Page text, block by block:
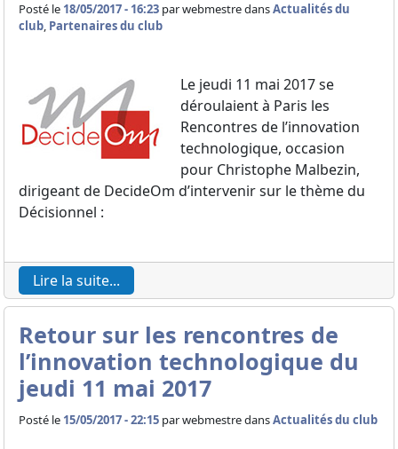
Posté le 18/05/2017 - 16:23 parwebmestre dansActualités du
club, Partenaires du club
Le jeudi 11 mai 2017 se
déroulaient à Paris les
Rencontres de l’innovation
technologique, occasion
pour Christophe Malbezin,
dirigeant de DecideOm d’intervenir sur le thème du
Décisionnel :
Lire la suite...
Retour sur les rencontres de
l’innovation technologique du
jeudi 11 mai 2017
Posté le 15/05/2017 - 22:15 parwebmestre dansActualités du club